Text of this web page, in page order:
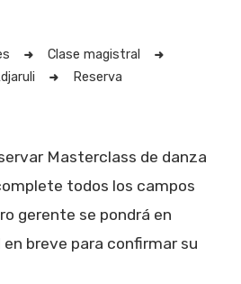
Clase magistral
Reserva
Masterclass de danza
todos los campos
gerente se pondrá en
breve para confirmar su